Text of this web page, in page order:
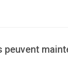
peuvent